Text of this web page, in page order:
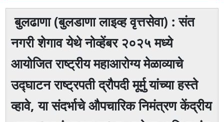
बुलढाणा (बुलडाणा लाइव्ह वृत्तसेवा) : संत
नगरी शेगाव येथे नोव्हेंबर २०२५ मध्ये
आयोजित राष्ट्रीय महाआरोग्य मेळाव्याचे
उद्घाटन राष्ट्रपती द्रौपदी मूर्मु यांच्या हस्ते
व्हावे, या संदर्भाचे औपचारिक निमंत्रण केंद्रीय